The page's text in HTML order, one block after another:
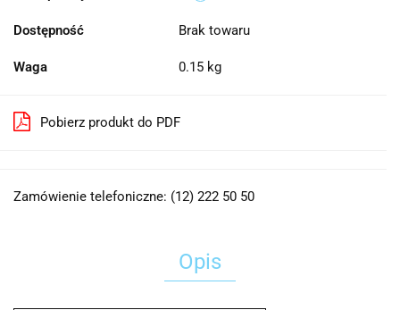
Dostępność Brak towaru
Waga 0.15 kg
Pobierz produkt do PDF
Zamówienie telefoniczne: (12) 222 50 50
Opis